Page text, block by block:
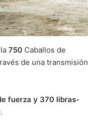
750 Caballos de
de una transmisión
fuerza y 370 libras-